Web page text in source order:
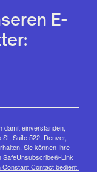
E-
einverstanden,
Suite 522, Denver,
Sie können Ihre
SafeUnsubscribe®-Link
Contact bedient.